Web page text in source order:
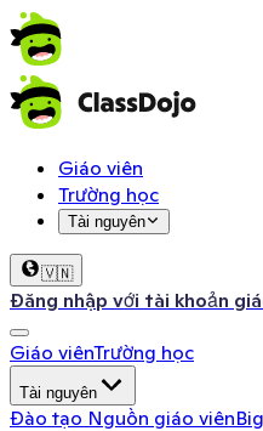
Giáo viên
Trường học
Tài nguyên
🇻🇳
Đăng nhập với tài khoản
Giáo viênTrường học
Tài nguyên
Đào tạo Nguồn giáo viên